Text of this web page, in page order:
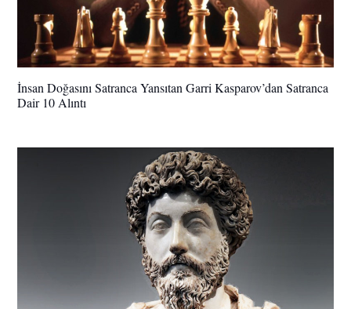
İnsan Doğasını Satranca Yansıtan Garri Kasparov’dan Satranca
Dair 10 Alıntı